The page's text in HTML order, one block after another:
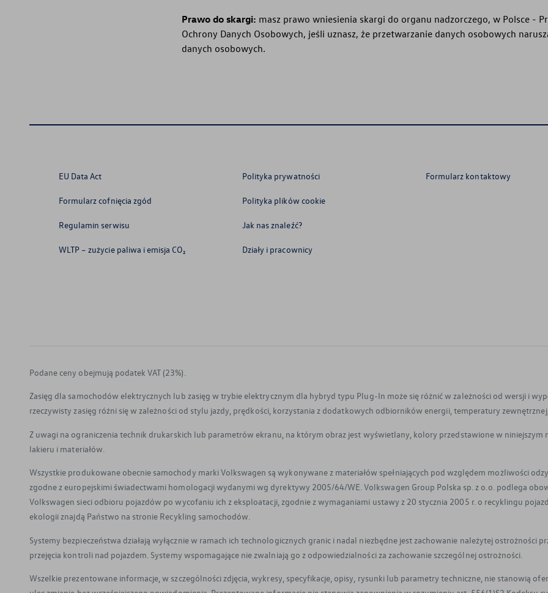
Prawo do skargi: masz prawo wniesienia skargi do organu nadzorczego, w Polsce -
Ochrony Danych Osobowych, jeśli uznasz, że przetwarzanie danych osobowych
danych osobowych.
EU Data Act
Formularz cofnięcia zgód
Regulamin serwisu
WLTP – zużycie paliwa i emisja CO₂
Polityka prywatności
Polityka plików cookie
Jak nas znaleźć?
Działy i pracownicy
Formularz kontaktowy
Podane ceny obejmują podatek VAT (23%).
Zasięg dla samochodów elektrycznych lub zasięg w trybie elektrycznym dla hybryd typu Plug-In może się różnić w zależności od wersji i
rzeczywisty zasięg różni się w zależności od stylu jazdy, prędkości, korzystania z dodatkowych odbiorników energii, temperatury
Z uwagi na ograniczenia technik drukarskich lub parametrów ekranu, na którym obraz jest wyświetlany, kolory przedstawione w
lakieru i materiałów.
Wszystkie produkowane obecnie samochody marki Volkswagen są wykonywane z materiałów spełniających pod względem możliwości
zgodne z europejskimi świadectwami homologacji wydanymi wg dyrektywy 2005/64/WE. Volkswagen Group Polska sp. z o.o. podlega
Volkswagen sieci odbioru pojazdów po wycofaniu ich z eksploatacji, zgodnie z wymaganiami ustawy z 20 stycznia 2005 r. o recyklingu
ekologii znajdą Państwo na stronie Recykling samochodów.
Systemy bezpieczeństwa działają wyłącznie w ramach ich technologicznych granic i nadal niezbędne jest zachowanie należytej ostrożności
przejęcia kontroli nad pojazdem. Systemy wspomagające nie zwalniają go z odpowiedzialności za zachowanie szczególnej ostrożności.
Wszelkie prezentowane informacje, w szczególności zdjęcia, wykresy, specyfikacje, opisy, rysunki lub parametry techniczne, nie stanowią